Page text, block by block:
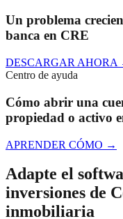
Un problema
banca en CRE
DESCARGAR AHORA
Centro de ayuda
Cómo abrir una
propiedad o activo
APRENDER CÓMO →
Adapte el
inversiones de
inmobiliaria